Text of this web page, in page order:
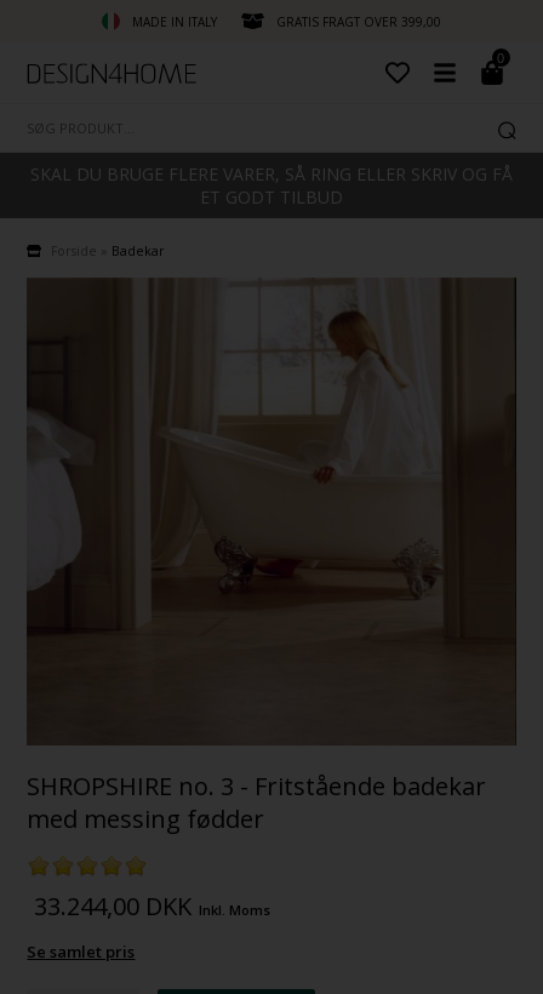
MADE IN ITALY GRATIS FRAGT OVER 399,00
0
SKAL DU BRUGE FLERE VARER, SÅ RING ELLER SKRIV OG FÅ
ET GODT TILBUD
Forside Badekar
SHROPSHIRE no. 3 - Fritstående badekar
med messing fødder
33.244,00 DKK Inkl. Moms
Se samlet pris